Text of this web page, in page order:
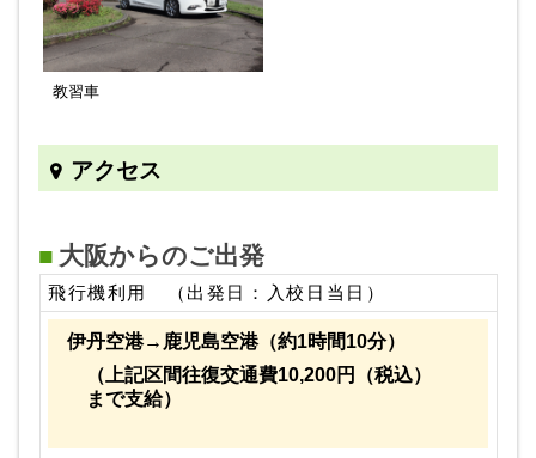
教習車
アクセス
大阪からのご出発
飛行機利用 （出発日：入校日当日）
伊丹空港→鹿児島空港（約1時間10分）
（上記区間往復交通費10,200円（税込）
まで支給）